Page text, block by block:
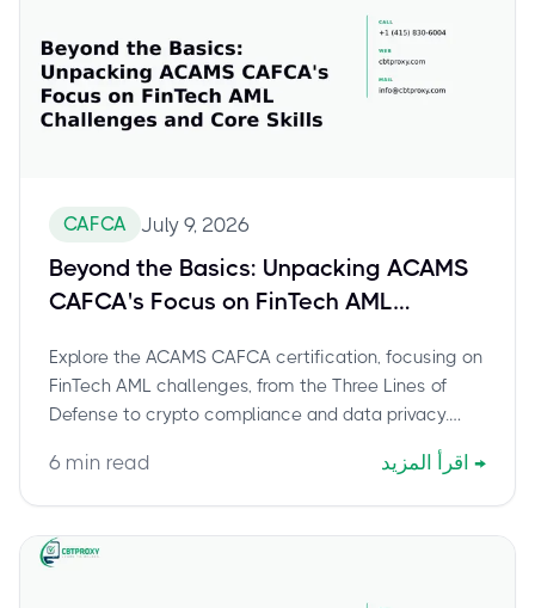
CAFCA July 9, 2026
Beyond the Basics: Unpacking ACAMS
CAFCA's Focus on FinTech AML
Explore the ACAMS CAFCA certification, focusing on
FinTech AML challenges, from the Three Lines of
Defense to crypto compliance and data privacy.
judgment, and how this credential equips
professionals for digital financial services. Discover
pay-after-pass service.
6 min read اقرأ المزيد →